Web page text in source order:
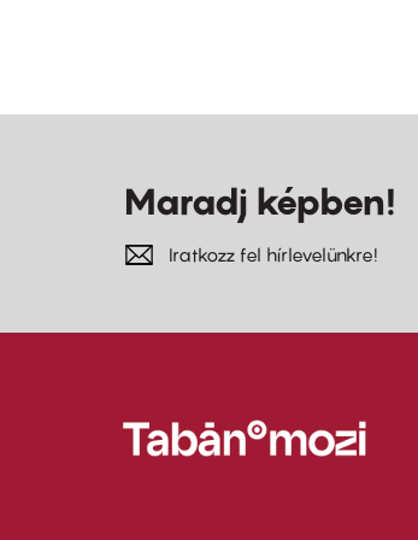
Maradj képben!
Iratkozz fel hírlevelünkre!